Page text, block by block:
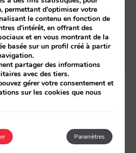
du système que
ces grands changements,
permettant d'optimiser votre
le contenu en fonction de
d'intérêt, en offrant des
et en vous montrant de la
basée sur un profil créé à partir
partager des informations
avec des tiers.
gérer votre consentement et
sur les cookies que nous
Paramètres